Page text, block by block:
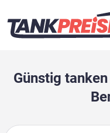
Günstig